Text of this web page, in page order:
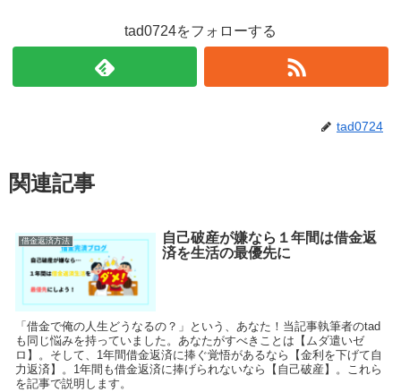
tad0724をフォローする
tad0724
関連記事
借金返済方法
自己破産が嫌なら１年間は借金返
済を生活の最優先に
「借金で俺の人生どうなるの？」という、あなた！当記事執筆者のtad
も同じ悩みを持っていました。あなたがすべきことは【ムダ遣いゼ
ロ】。そして、1年間借金返済に捧ぐ覚悟があるなら【金利を下げて自
力返済】。1年間も借金返済に捧げられないなら【自己破産】。これら
を記事で説明します。